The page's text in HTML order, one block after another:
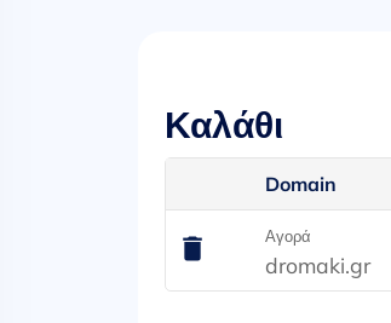
Καλάθι
Domain
Αγορά
dromaki.gr